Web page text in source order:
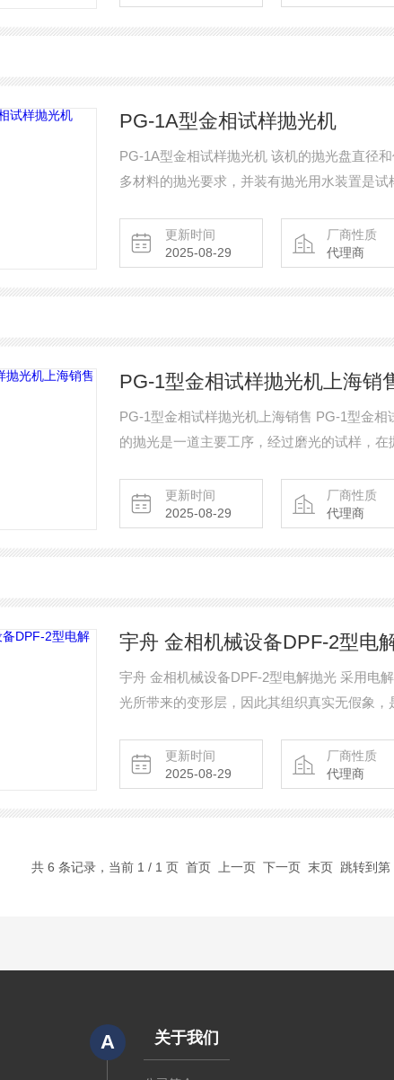
PG-1A型金相试样抛光机
PG-1A型金相试样抛光机 该机的抛光盘直径
多材料的抛光要求，并装有抛光用水装置是试
更新时间
2025-08-29
厂商性质
代理商
PG-1型金相试样抛光机上海销
PG-1型金相试样抛光机上海销售 PG-1型金相试样抛光机 在金相试样
的抛光是一道主要工序，经过磨光的试样，
音小、操作、维修方便等优点。该机的抛光
适合更多种材料的抛光要求。
更新时间
2025-08-29
厂商性质
代理商
宇舟 金相机械设备DPF-2型电
宇舟 金相机械设备DPF-2型电解抛光 采用电
光所带来的变形层，因此其组织真实无假象
金相制备留有较大的裕度，特别适合焊接金
更新时间
2025-08-29
厂商性质
代理商
共 6 条记录，当前 1 / 1 页 首页 上一页 下一页 末页 跳转到第
A 关于我们